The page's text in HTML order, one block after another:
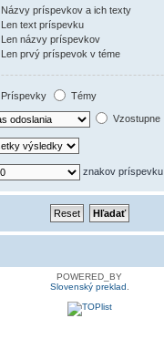
Názvy príspevkov a ich texty
Len text príspevku
Len názvy príspevkov
Len prvý príspevok v téme
Príspevky
Témy
Vzostupne
znakov príspevku
POWERED_BY
Slovenský preklad